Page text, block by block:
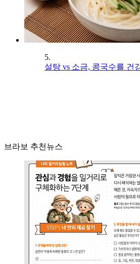
5.
설탕 vs 소금, 콩국수를 건
브라보 추천뉴스